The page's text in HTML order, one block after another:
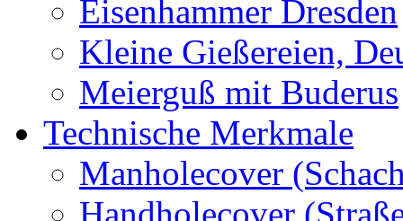
Eisenhammer Dresden
Kleine Gießereien,
Meierguß mit Buderus
Technische Merkmale
Manholecover
Handholecover